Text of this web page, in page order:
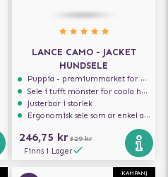
LANCE CAMO - JACKET
HUNDSELE
Puppia - premiummärket för hundselar
Sele i tufft mönster för coola hundar
Justerbar i storlek
Ergonomisk sele som är enkel att ta på och av
246,75 kr 329 kr
Finns i Lager
KAMPANJ